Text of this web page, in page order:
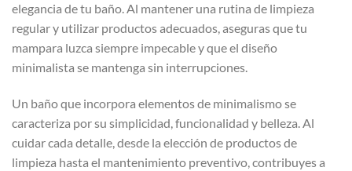
elegancia de tu baño. Al mantener una rutina de limpieza
regular y utilizar productos adecuados, aseguras que tu
mampara luzca siempre impecable y que el diseño
minimalista se mantenga sin interrupciones.
Un baño que incorpora elementos de minimalismo se
caracteriza por su simplicidad, funcionalidad y belleza. Al
cuidar cada detalle, desde la elección de productos de
limpieza hasta el mantenimiento preventivo, contribuyes a